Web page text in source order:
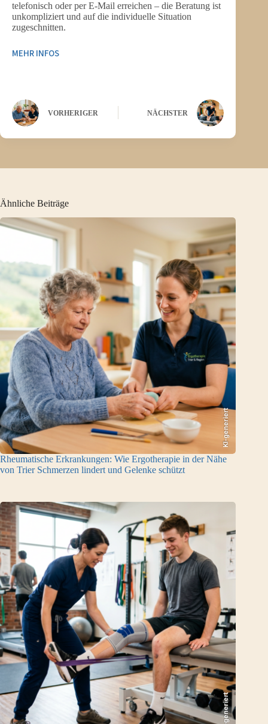
telefonisch oder per E-Mail erreichen – die Beratung ist
unkompliziert und auf die individuelle Situation
zugeschnitten.
MEHR INFOS
VORHERIGER NÄCHSTER
Ähnliche Beiträge
KI-generiert
Rheumatische Erkrankungen: Wie Ergotherapie in der Nähe
von Trier Schmerzen lindert und Gelenke schützt
KI-generiert